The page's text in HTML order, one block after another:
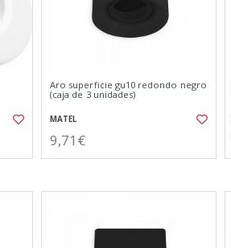
Aro superficie gu10 redondo negro
(caja de 3 unidades)
MATEL
9,71€